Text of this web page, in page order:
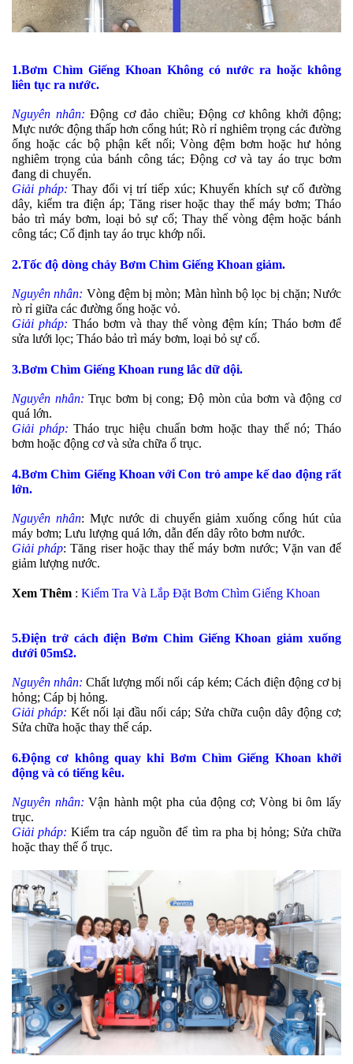
1.Bơm Chìm Giếng Khoan Không có nước ra hoặc không
liên tục ra nước.
Nguyên nhân: Động cơ đảo chiều; Động cơ không khởi động;
Mực nước động thấp hơn cổng hút; Rò rỉ nghiêm trọng các đường
ống hoặc các bộ phận kết nối; Vòng đệm bơm hoặc hư hỏng
nghiêm trọng của bánh công tác; Động cơ và tay áo trục bơm
đang di chuyển.
Giải pháp: Thay đổi vị trí tiếp xúc; Khuyến khích sự cố đường
dây, kiểm tra điện áp; Tăng riser hoặc thay thế máy bơm; Tháo
bảo trì máy bơm, loại bỏ sự cố; Thay thế vòng đệm hoặc bánh
công tác; Cố định tay áo trục khớp nối.
2.Tốc độ dòng chảy Bơm Chìm Giếng Khoan giảm.
Nguyên nhân: Vòng đệm bị mòn; Màn hình bộ lọc bị chặn; Nước
rò rỉ giữa các đường ống hoặc vỏ.
Giải pháp: Tháo bơm và thay thế vòng đệm kín; Tháo bơm để
sửa lưới lọc; Tháo bảo trì máy bơm, loại bỏ sự cố.
3.Bơm Chìm Giếng Khoan rung lắc dữ dội.
Nguyên nhân: Trục bơm bị cong; Độ mòn của bơm và động cơ
quá lớn.
Giải pháp: Tháo trục hiệu chuẩn bơm hoặc thay thế nó; Tháo
bơm hoặc động cơ và sửa chữa ổ trục.
4.Bơm Chìm Giếng Khoan với Con trỏ ampe kế dao động rất
lớn.
Nguyên nhân: Mực nước di chuyển giảm xuống cổng hút của
máy bơm; Lưu lượng quá lớn, dẫn đến dây rôto bơm nước.
Giải pháp: Tăng riser hoặc thay thế máy bơm nước; Vặn van để
giảm lượng nước.
Xem Thêm : Kiểm Tra Và Lắp Đặt Bơm Chìm Giếng Khoan
5.Điện trở cách điện Bơm Chìm Giếng Khoan giảm xuống
dưới 05mΩ.
Nguyên nhân: Chất lượng mối nối cáp kém; Cách điện động cơ bị
hỏng; Cáp bị hỏng.
Giải pháp: Kết nối lại đầu nối cáp; Sửa chữa cuộn dây động cơ;
Sửa chữa hoặc thay thế cáp.
6.Động cơ không quay khi Bơm Chìm Giếng Khoan khởi
động và có tiếng kêu.
Nguyên nhân: Vận hành một pha của động cơ; Vòng bi ôm lấy
trục.
Giải pháp: Kiểm tra cáp nguồn để tìm ra pha bị hỏng; Sửa chữa
hoặc thay thế ổ trục.